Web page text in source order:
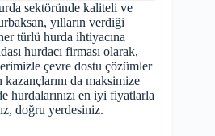
sektöründe kaliteli ve
yılların verdiği
türlü hurda ihtiyacına
hurdacı firması olarak,
çevre dostu çözümler
da maksimize
hurdalarınızı en iyi fiyatlarla
doğru yerdesiniz.